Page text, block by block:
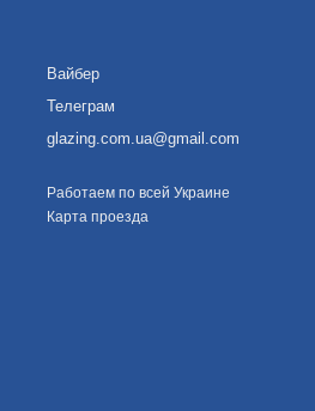
Вайбер
Телеграм
glazing.com.ua@gmail.com
Работаем по всей Украине
Карта проезда